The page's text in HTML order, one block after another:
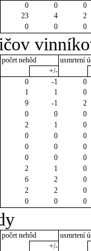
0 0
0
23 4
2
0 0 0
počet nehôd
usmrtení
+/-
0 -1
0
1 1
0
9 -1
2
0 0
0
2 1
0
0 0
0
0 0
0
0 0
0
2 1
0
6 2
0
2 2
0
0 0 0
počet nehôd
usmrtení
+/-